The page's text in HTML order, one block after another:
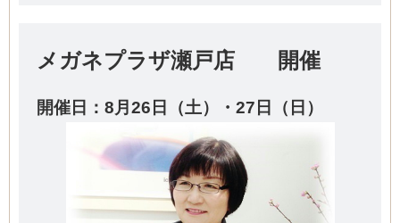
メガネプラザ瀬戸店 開催
開催日：8月26日（土）・27日（日）